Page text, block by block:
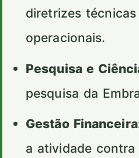
diretrizes
operacionais.
Pesquisa e
pesquisa da
Gestão
a atividade